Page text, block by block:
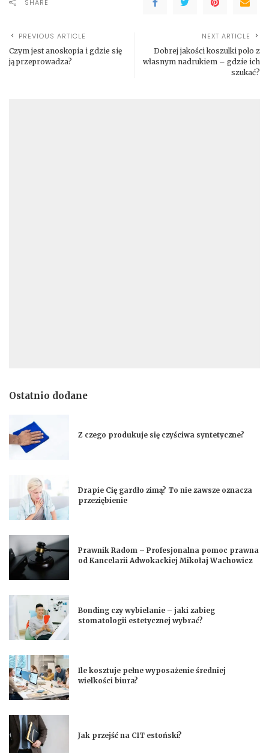
SHARE
PREVIOUS ARTICLE
Czym jest anoskopia i gdzie się
ją przeprowadza?
NEXT ARTICLE
Dobrej jakości koszulki polo z
własnym nadrukiem – gdzie ich
szukać?
Ostatnio dodane
Z czego produkuje się czyściwa syntetyczne?
Drapie Cię gardło zimą? To nie zawsze oznacza
przeziębienie
Prawnik Radom – Profesjonalna pomoc prawna
od Kancelarii Adwokackiej Mikołaj Wachowicz
Bonding czy wybielanie – jaki zabieg
stomatologii estetycznej wybrać?
Ile kosztuje pełne wyposażenie średniej
wielkości biura?
Jak przejść na CIT estoński?